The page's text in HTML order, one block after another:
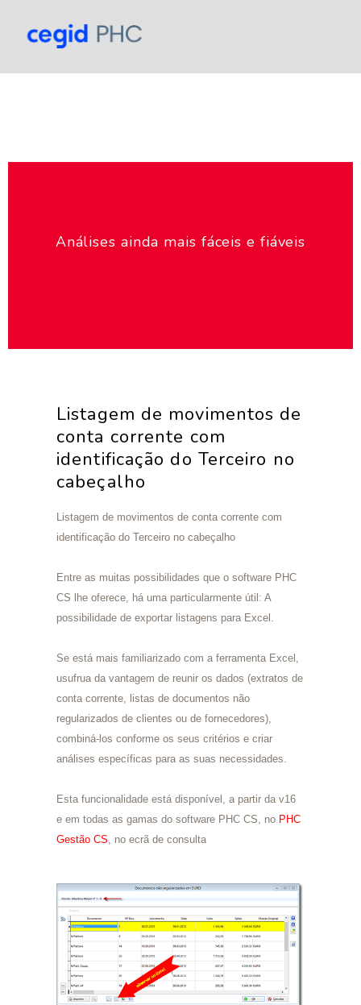
Análises ainda mais fáceis e fiáveis
Listagem de movimentos de
conta corrente com
identificação do Terceiro no
cabeçalho
Listagem de movimentos de conta corrente com
identificação do Terceiro no cabeçalho
Entre as muitas possibilidades que o software PHC
CS lhe oferece, há uma particularmente útil: A
possibilidade de exportar listagens para Excel.
Se está mais familiarizado com a ferramenta Excel,
usufrua da vantagem de reunir os dados (extratos de
conta corrente, listas de documentos não
regularizados de clientes ou de fornecedores),
combiná-los conforme os seus critérios e criar
análises específicas para as suas necessidades.
Esta funcionalidade está disponível, a partir da v16
e em todas as gamas do software PHC CS, no PHC
Gestão CS, no ecrã de consulta